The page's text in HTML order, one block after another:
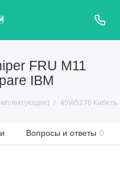
FRU M11
IBM
45W5276 Кабель
Вопросы и ответы 0